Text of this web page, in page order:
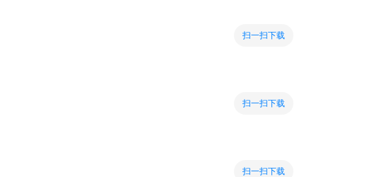
扫一扫下载
扫一扫下载
扫一扫下载